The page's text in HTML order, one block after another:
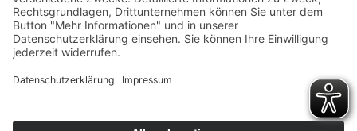
Datenschutzerklärung